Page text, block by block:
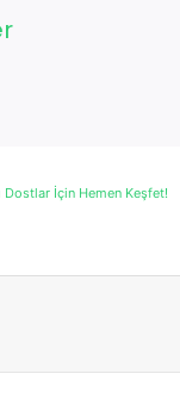
Dostlar İçin Hemen Keşfet!